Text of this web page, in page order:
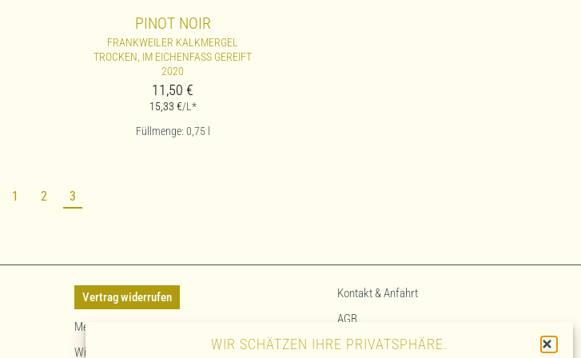
WIR SCHÄTZEN IHRE PRIVATSPHÄRE.
PINOT NOIR
FRANKWEILER KALKMERGEL
TROCKEN, IM EICHENFASS GEREIFT
2020
11,50 €
15,33 €/L*
Füllmenge: 0,75
1 2 3
Vertrag widerrufen
Mein Konto
Widerrufsbelehrung
Kontakt & Anfahrt
AGB
Impressum